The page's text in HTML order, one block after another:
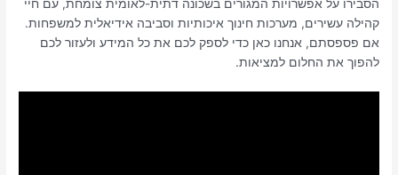
הסבירו על אפשרויות המגורים בשכונה דתית-לאומית צומחת, עם חיי
קהילה עשירים, מערכות חינוך איכותיות וסביבה אידיאלית למשפחות.
אם פספסתם, אנחנו כאן כדי לספק לכם את כל המידע ולעזור לכם
להפוך את החלום למציאות.